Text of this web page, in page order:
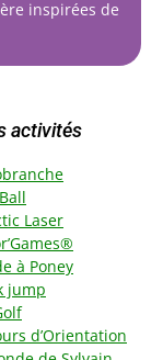
inspirées de
activités
Laser
à Poney
jump
d’Orientation